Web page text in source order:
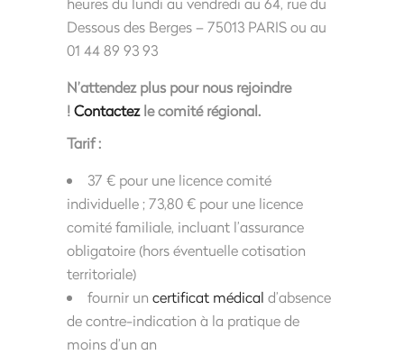
Dessous des Berges – 75013 PARIS ou au
01 44 89 93 93
N’attendez plus pour nous rejoindre
!Contactezle comité régional.
Tarif :
37 € pour une licence comité
individuelle ; 73,80 € pour une licence
comité familiale, incluant l’assurance
obligatoire (hors éventuelle cotisation
territoriale)
fournir un certificat médical d’absence
de contre-indication à la pratique de
moins d’un an